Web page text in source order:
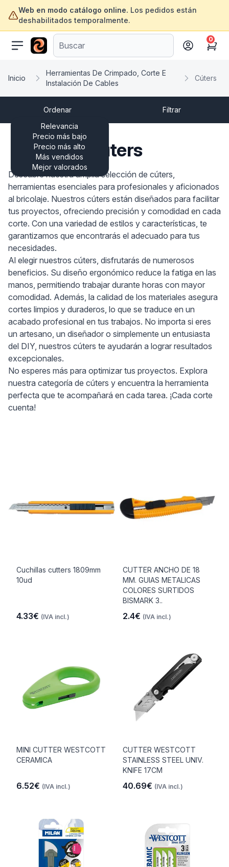
Web en modo catálogo online. Los pedidos están
deshabilitados temporalmente.
ofertasinformatica.com
Cart
0
Inicio
Herramientas De Crimpado, Corte E
Instalación De Cables
Cúters
Ordenar
Relevancia
Precio más bajo
Precio más alto
Más vendidos
Mejor valorados
Filtrar
Cúters
Descubre nuestra amplia selección de cúters,
herramientas esenciales para profesionales y aficionados
al bricolaje. Nuestros cúters están diseñados para facilitar
tus proyectos, ofreciendo precisión y comodidad en cada
corte. Con una variedad de estilos y características, te
garantizamos que encontrarás el adecuado para tus
necesidades.
Al elegir nuestros cúters, disfrutarás de numerosos
beneficios. Su diseño ergonómico reduce la fatiga en las
manos, permitiendo trabajar durante horas con mayor
comodidad. Además, la calidad de los materiales asegura
cortes limpios y duraderos, lo que se traduce en un
acabado profesional en tus trabajos. No importa si eres
un artesano, un diseñador o simplemente un entusiasta
del DIY, nuestros cúters te ayudarán a lograr resultados
excepcionales.
No esperes más para optimizar tus proyectos. Explora
nuestra categoría de cúters y encuentra la herramienta
perfecta que te acompañará en cada tarea. ¡Cada corte
cuenta!
Cuchillas cutters 1809mm
10ud
4.33€ (IVA incl.)
CUTTER ANCHO DE 18
MM. GUIAS METALICAS
COLORES SURTIDOS
BISMARK 3..
2.4€ (IVA incl.)
MINI CUTTER WESTCOTT
CERAMICA
6.52€ (IVA incl.)
CUTTER WESTCOTT
STAINLESS STEEL UNIV.
KNIFE 17CM
40.69€ (IVA incl.)